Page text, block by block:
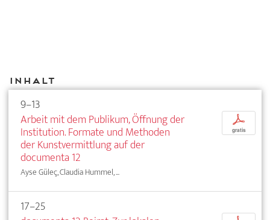
Inhalt
9–13
Arbeit mit dem Publikum, Öffnung der
Institution. Formate und Methoden
der Kunstvermittlung auf der
documenta 12
Ayse Güleç, Claudia Hummel, ...
p
gratis
17–25